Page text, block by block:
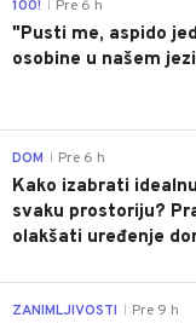
100! Pre 6 h
"Pusti me, aspido
osobine u našem
DOM Pre 6 h
Kako izabrati
svaku prostoriju?
olakšati uređenje
ZANIMLJIVOSTI Pre 9 h